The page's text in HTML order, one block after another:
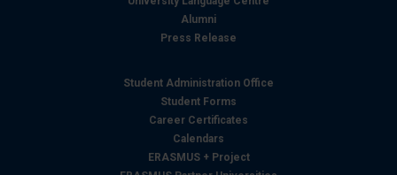
Alumni
Press Release
Student Administration Office
Student Forms
Career Certificates
Calendars
ERASMUS + Project